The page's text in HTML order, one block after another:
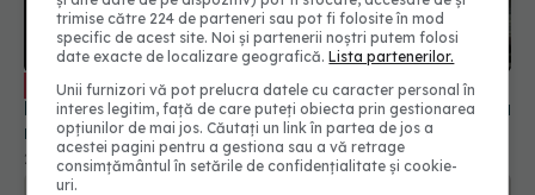
Rafila: Va fi la dispoziția pacienților care vor avea
nevoie
28 sep 2023, 12:31
trimise către 224 de parteneri sau pot fi folosite în mod
specific de acest site. Noi și partenerii noștri putem folosi
date exacte de localizare geografică.Lista partenerilor.
Unii furnizori vă pot prelucra datele cu caracter personal în
interes legitim, față de care puteți obiecta prin gestionarea
opțiunilor de mai jos. Căutați un link în partea de jos a
acestei pagini pentru a gestiona sau a vă retrage
consimțământul în setările de confidențialitate și cookie-
uri.